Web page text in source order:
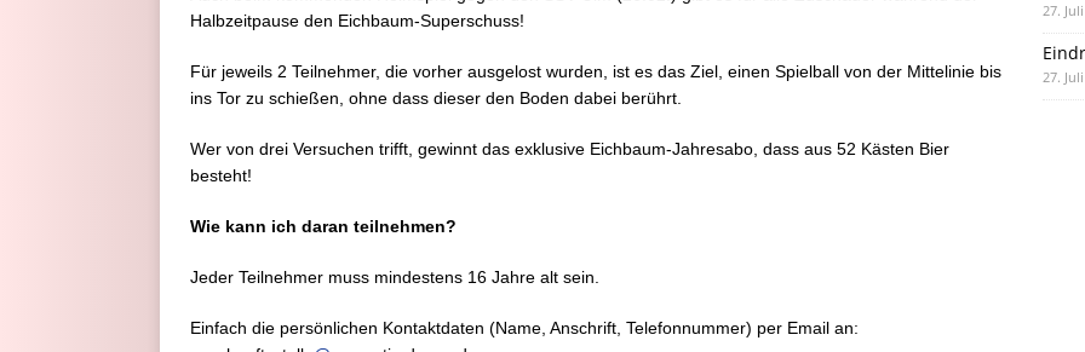
Halbzeitpause den Eichbaum-Superschuss!
Für jeweils 2 Teilnehmer, die vorher ausgelost wurden, ist es das Ziel, einen Spielball von der Mittelinie bis
ins Tor zu schießen, ohne dass dieser den Boden dabei berührt.
Wer von drei Versuchen trifft, gewinnt das exklusive Eichbaum-Jahresabo, dass aus 52 Kästen Bier
besteht!
Wie kann ich daran teilnehmen?
Jeder Teilnehmer muss mindestens 16 Jahre alt sein.
Einfach die persönlichen Kontaktdaten (Name, Anschrift, Telefonnummer) per Email an:
27.
27.